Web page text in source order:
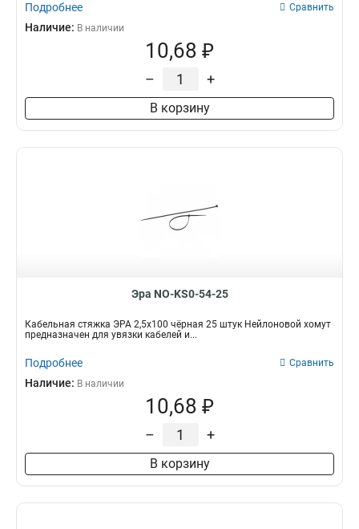
Подробнее Сравнить
Наличие: В наличии
10,68 ₽
– +
В корзину
Эра NO-KS0-54-25
Кабельная стяжка ЭРА 2,5х100 чёрная 25 штук Нейлоновой хомут
предназначен для увязки кабелей и...
Подробнее Сравнить
Наличие: В наличии
10,68 ₽
– +
В корзину